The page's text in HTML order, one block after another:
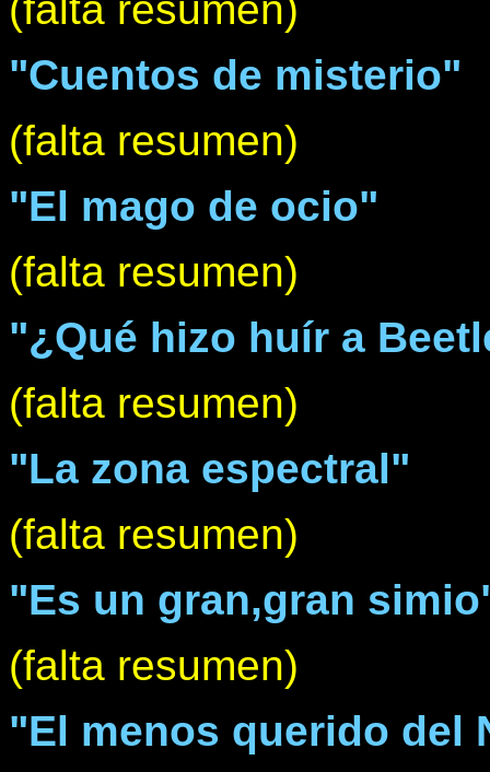
"Cuentos de misterio"
(falta resumen)
"El mago de ocio"
(falta resumen)
"¿Qué hizo huír a
(falta resumen)
"La zona espectral"
(falta resumen)
"Es un gran,gran
(falta resumen)
"El menos querido del